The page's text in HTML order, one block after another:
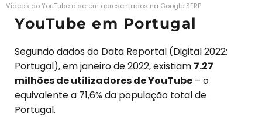
Vídeos do YouTube a serem apresentados na Google SERP
YouTube em Portugal
Segundo dados do Data Reportal (Digital 2022:
Portugal), em janeiro de 2022, existiam 7.27
milhões de utilizadores de YouTube – o
equivalente a 71,6% da população total de
Portugal.